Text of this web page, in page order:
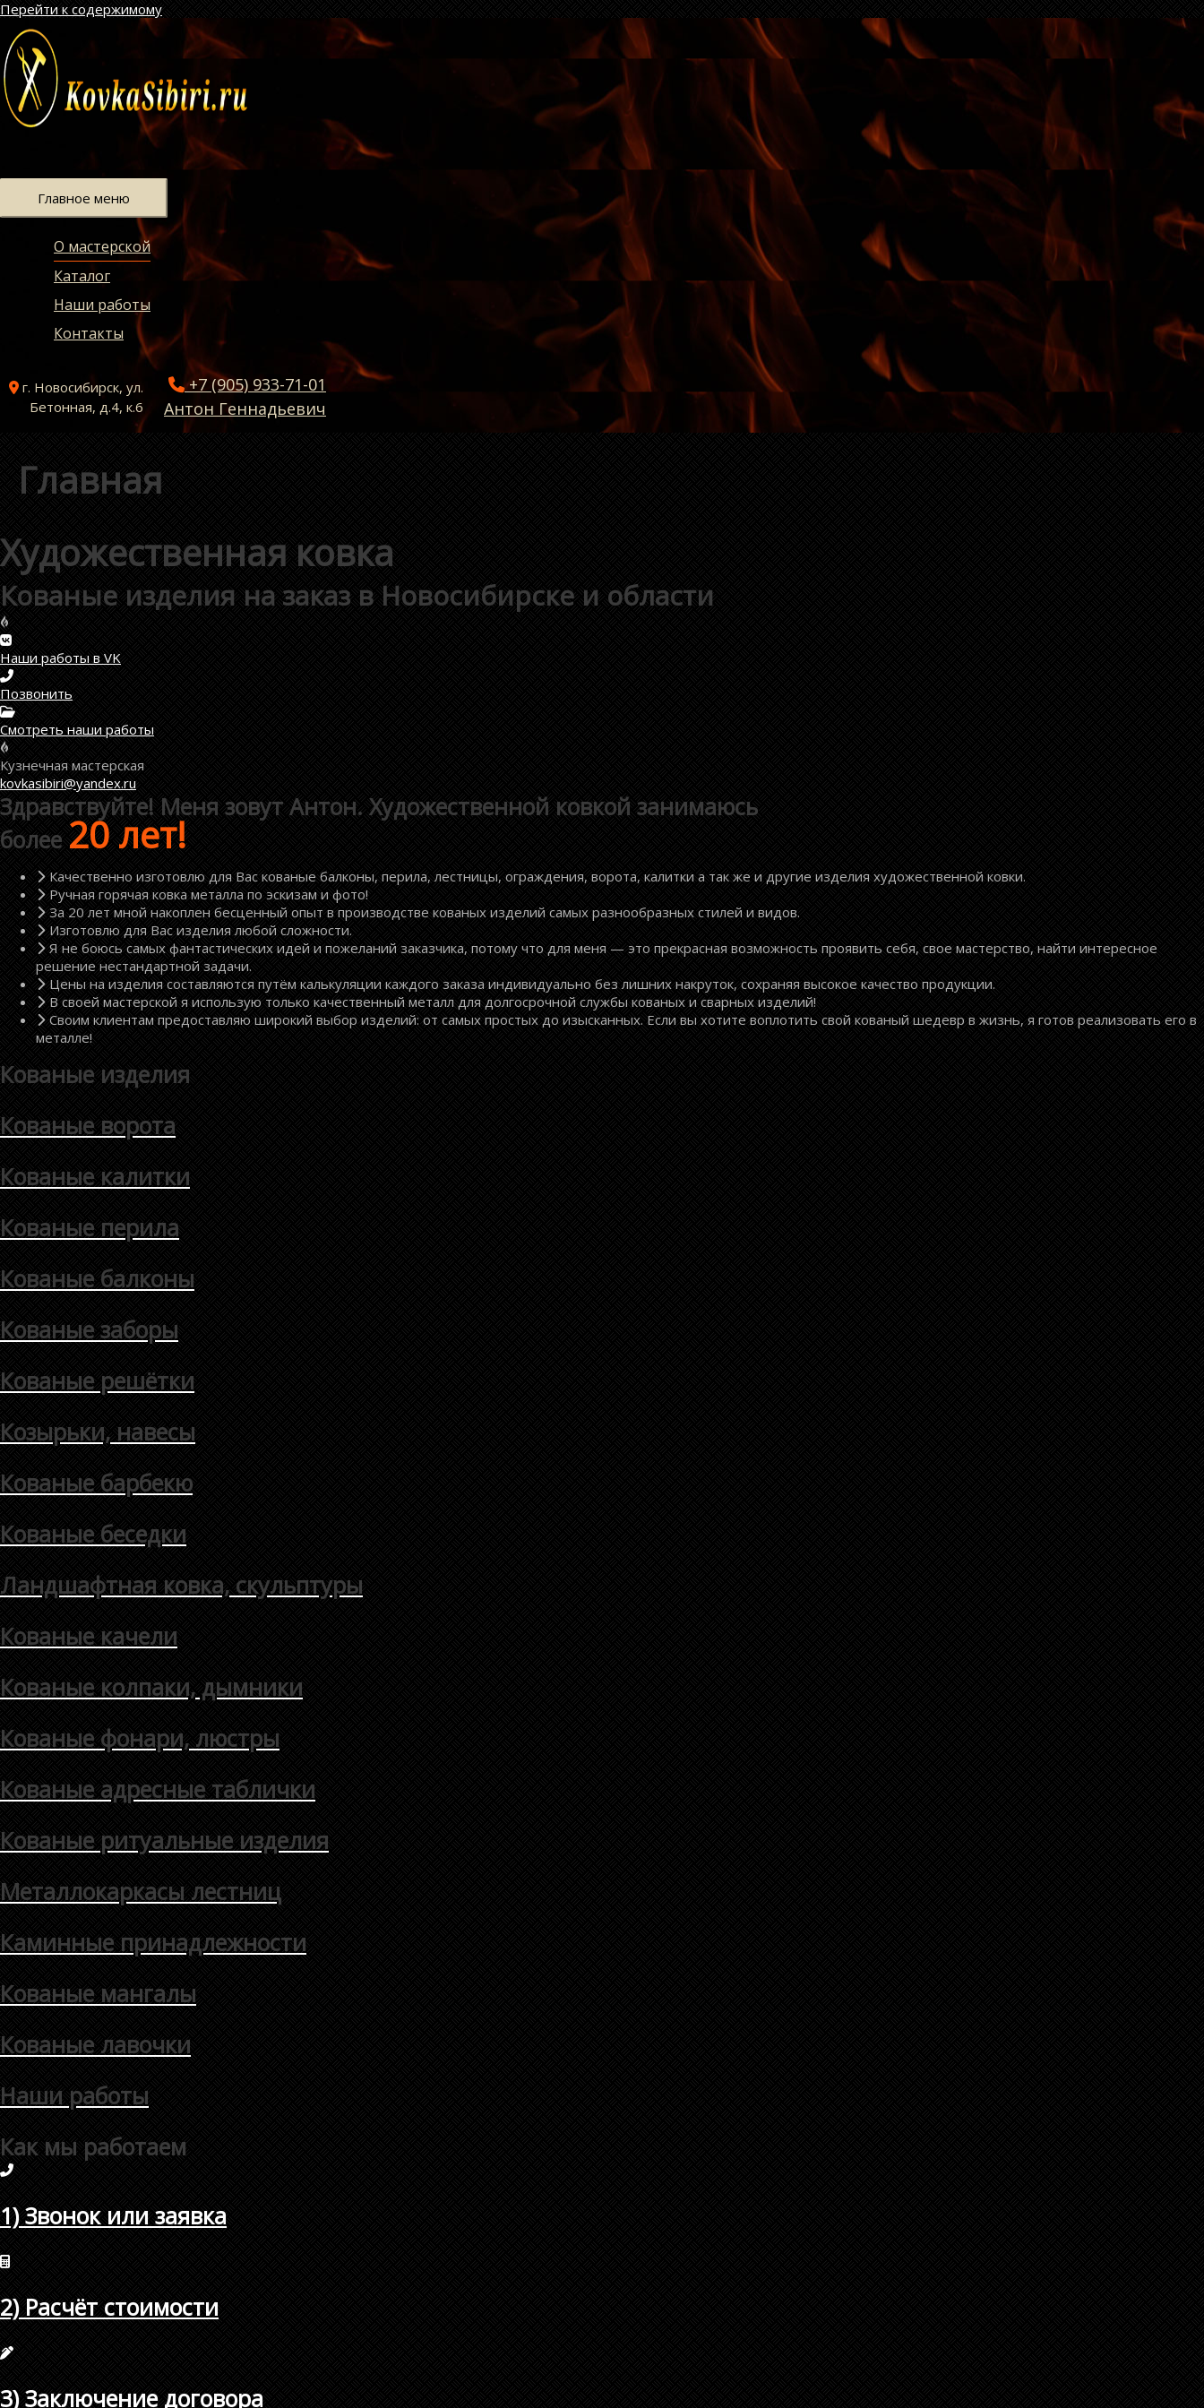
Перейти к содержимому
Главное меню
О мастерской
Каталог
Наши работы
Контакты
г. Новосибирск, ул.
Бетонная, д.4, к.6
+7 (905) 933-71-01
Антон Геннадьевич
Главная
Художественная ковка
Кованые изделия на заказ в Новосибирске и области
Наши работы в VK
Позвонить
Смотреть наши работы
Кузнечная мастерская
kovkasibiri@yandex.ru
Здравствуйте! Меня зовут Антон. Художественной ковкой занимаюсь
более 20 лет!
Качественно изготовлю для Вас кованые балконы, перила, лестницы, ограждения, ворота, калитки а так же и другие изделия художественной ковки.
Ручная горячая ковка металла по эскизам и фото!
За 20 лет мной накоплен бесценный опыт в производстве кованых изделий самых разнообразных стилей и видов.
Изготовлю для Вас изделия любой сложности.
Я не боюсь самых фантастических идей и пожеланий заказчика, потому что для меня — это прекрасная возможность проявить себя, свое мастерство, найти интересное
решение нестандартной задачи.
Цены на изделия составляются путём калькуляции каждого заказа индивидуально без лишних накруток, сохраняя высокое качество продукции.
В своей мастерской я использую только качественный металл для долгосрочной службы кованых и сварных изделий!
Своим клиентам предоставляю широкий выбор изделий: от самых простых до изысканных. Если вы хотите воплотить свой кованый шедевр в жизнь, я готов реализовать его в
металле!
Кованые изделия
Кованые ворота
Кованые калитки
Кованые перила
Кованые балконы
Кованые заборы
Кованые решётки
Козырьки, навесы
Кованые барбекю
Кованые беседки
Ландшафтная ковка, скульптуры
Кованые качели
Кованые колпаки, дымники
Кованые фонари, люстры
Кованые адресные таблички
Кованые ритуальные изделия
Металлокаркасы лестниц
Каминные принадлежности
Кованые мангалы
Кованые лавочки
Наши работы
Как мы работаем
1) Звонок или заявка
2) Расчёт стоимости
3) Заключение договора